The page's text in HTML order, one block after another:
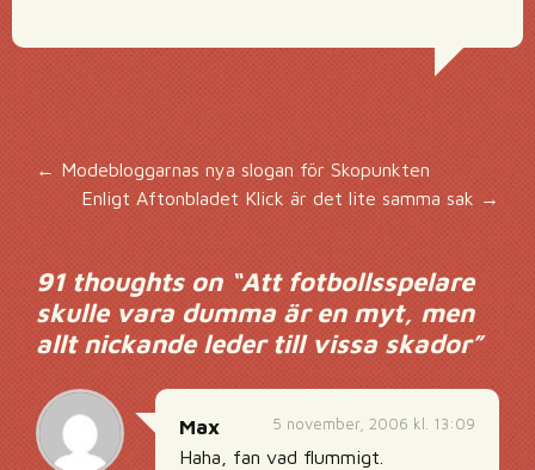
Inläggsnavigering
←Modebloggarnas nya slogan för Skopunkten
Enligt Aftonbladet Klick är det lite samma sak→
91 thoughts on “Att fotbollsspelare
skulle vara dumma är en myt, men
allt nickande leder till vissa skador”
5 november, 2006 kl. 13:09
Max
Haha, fan vad flummigt.